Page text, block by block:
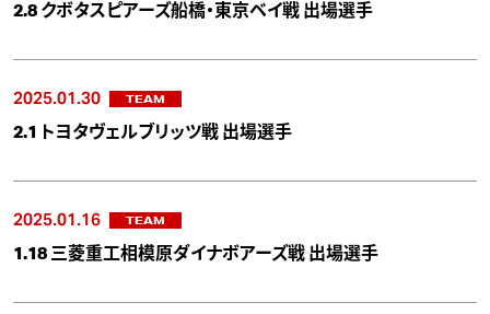
2.8 クボタスピアーズ船橋・東京ベイ戦 出場選手
2025.01.30 TEAM
2.1 トヨタヴェルブリッツ戦 出場選手
2025.01.16 TEAM
1.18 三菱重工相模原ダイナボアーズ戦 出場選手